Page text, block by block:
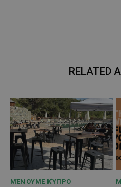
RELATED
ΜΈΝΟΥΜΕ ΚΎΠΡΟ